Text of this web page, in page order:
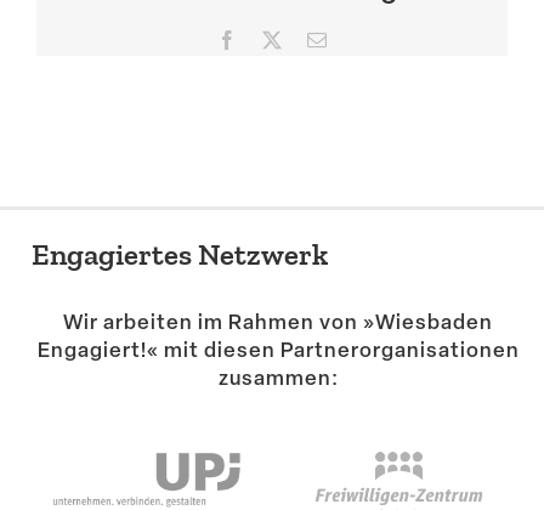
Suche
Facebook E-
Engagiertes Netzwerk
Wir arbeiten im Rahmen von »Wiesbaden
Engagiert!« mit diesen Partner­or­ga­ni­sa­tionen
zusammen: